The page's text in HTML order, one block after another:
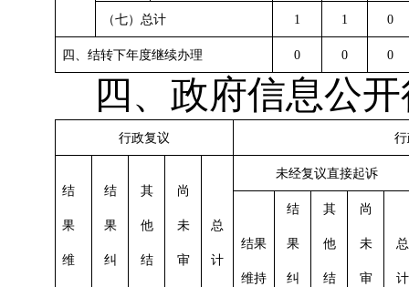
（七）总计 1 1 0
四、结转下年度继续办理 0 0 0
四、政府信息公
行政复议
结
果
维
结
果
纠
其
他
结
尚
未
审
总
计
未经复议直接起诉
结果
维持
结
果
纠
其
他
结
尚
未
审
总
计